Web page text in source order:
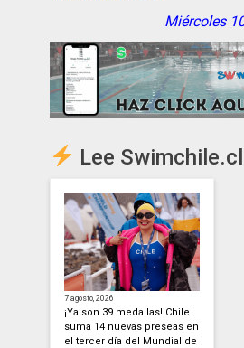
Miércoles
Lee Swimchile.cl
7 agosto, 2026
¡Ya son 39 medallas! Chile
suma 14 nuevas preseas en
el tercer día del Mundial de